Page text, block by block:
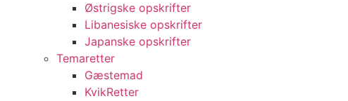
Østrigske opskrifter
Libanesiske opskrifter
Japanske opskrifter
Temaretter
Gæstemad
KvikRetter